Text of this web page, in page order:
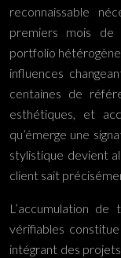
reconnaissable
premiers mois de
portfolio
influences
centaines de
esthétiques, et
qu’émerge une
stylistique devient
client sait
L’accumulation
vérifiables
intégrant des